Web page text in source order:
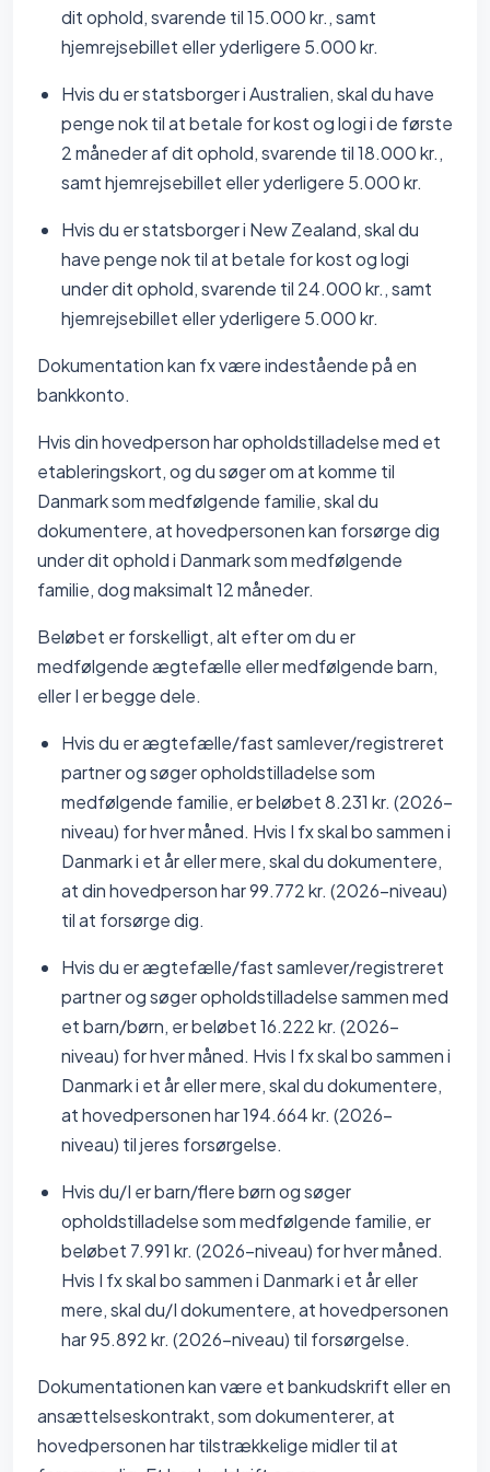
dit ophold, svarende til 15.000 kr., samt
hjemrejsebillet eller yderligere 5.000 kr.
Hvis du er statsborger i Australien, skal du have
penge nok til at betale for kost og logi i de første
2 måneder af dit ophold, svarende til 18.000 kr.,
samt hjemrejsebillet eller yderligere 5.000 kr.
Hvis du er statsborger i New Zealand, skal du
have penge nok til at betale for kost og logi
under dit ophold, svarende til 24.000 kr., samt
hjemrejsebillet eller yderligere 5.000 kr.
Dokumentation kan fx være indestående på en
bankkonto.
Hvis din hovedperson har opholdstilladelse med et
etableringskort, og du søger om at komme til
Danmark som medfølgende familie, skal du
dokumentere, at hovedpersonen kan forsørge dig
under dit ophold i Danmark som medfølgende
familie, dog maksimalt 12 måneder.
Beløbet er forskelligt, alt efter om du er
medfølgende ægtefælle eller medfølgende barn,
eller I er begge dele.
Hvis du er ægtefælle/fast samlever/registreret
partner og søger opholdstilladelse som
medfølgende familie, er beløbet 8.231 kr. (2026-
niveau) for hver måned. Hvis I fx skal bo sammen i
Danmark i et år eller mere, skal du dokumentere,
at din hovedperson har 99.772 kr. (2026-niveau)
til at forsørge dig.
Hvis du er ægtefælle/fast samlever/registreret
partner og søger opholdstilladelse sammen med
et barn/børn, er beløbet 16.222 kr. (2026-
niveau) for hver måned. Hvis I fx skal bo sammen i
Danmark i et år eller mere, skal du dokumentere,
at hovedpersonen har 194.664 kr. (2026-
niveau) til jeres forsørgelse.
Hvis du/I er barn/flere børn og søger
opholdstilladelse som medfølgende familie, er
beløbet 7.991 kr. (2026-niveau) for hver måned.
Hvis I fx skal bo sammen i Danmark i et år eller
mere, skal du/I dokumentere, at hovedpersonen
har 95.892 kr. (2026-niveau) til forsørgelse.
Dokumentationen kan være et bankudskrift eller en
ansættelseskontrakt, som dokumenterer, at
hovedpersonen har tilstrækkelige midler til at